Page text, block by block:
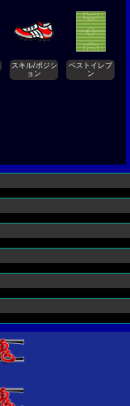
スキル/ポジシ
ョン
ベストイレブ
ン